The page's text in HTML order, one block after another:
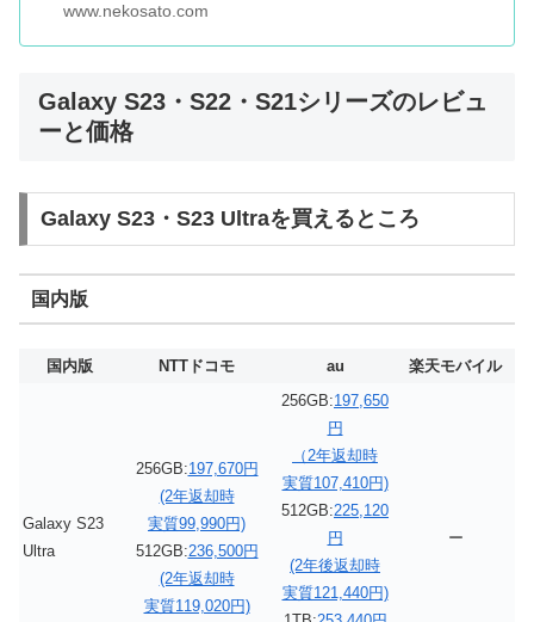
www.nekosato.com
Galaxy S23・S22・S21シリーズのレビュ
ーと価格
Galaxy S23・S23 Ultraを買えるところ
国内版
国内版 NTTドコモ au 楽天モバイル
Galaxy S23
Ultra
256GB:197,670円
(2年返却時
実質99,990円)
512GB:236,500円
(2年返却時
実質119,020円)
256GB:197,650
円
（2年返却時
実質107,410円)
512GB:225,120
円
(2年後返却時
実質121,440円)
ー